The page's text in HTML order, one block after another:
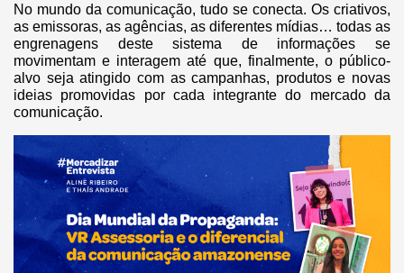
No mundo da comunicação, tudo se conecta. Os criativos,
as emissoras, as agências, as diferentes mídias… todas as
engrenagens deste sistema de informações se
movimentam e interagem até que, finalmente, o público-
alvo seja atingido com as campanhas, produtos e novas
ideias promovidas por cada integrante do mercado da
comunicação.